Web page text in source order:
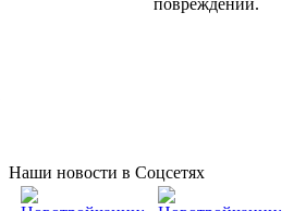
повреждений.
Наши новости в Соцсетях